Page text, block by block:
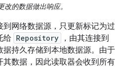
改的数据做出响应。
网络数据源，只更新标记为过
给 Repository
，由其连接到
据持久存储到本地数据源。由于
数据，因此读取器会收到所有